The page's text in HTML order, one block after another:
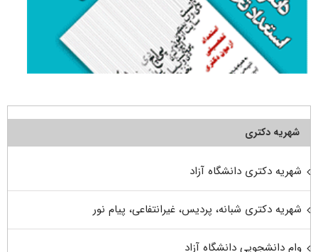
شهریه دکتری
شهریه دکتری دانشگاه آزاد
شهریه دکتری شبانه، پردیس، غیرانتفاعی، پیام نور
وام دانشجویی دانشگاه آزاد